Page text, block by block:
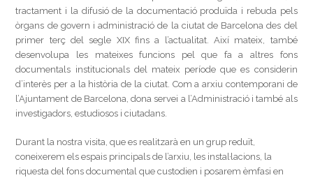
tractament i la difusió de la documentació produïda i rebuda pels
òrgans de govern i administració de la ciutat de Barcelona des del
primer terç del segle XIX fins a l’actualitat. Així mateix, també
desenvolupa les mateixes funcions pel que fa a altres fons
documentals institucionals del mateix període que es considerin
d’interès per a la història de la ciutat. Com a arxiu contemporani de
l’Ajuntament de Barcelona, dona servei a l’Administració i també als
investigadors, estudiosos i ciutadans.
Durant la nostra visita, que es realitzarà en un grup reduït,
coneixerem els espais principals de l’arxiu, les instal·lacions, la
riquesta del fons documental que custodien i posarem èmfasi en